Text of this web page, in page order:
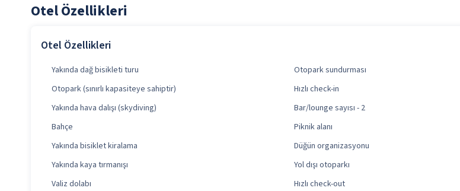
Otel Özellikleri
Otel Özellikleri
Yakında dağ bisikleti turu Otopark sundurması
Otopark (sınırlı kapasiteye sahiptir)
Hızlı check-in
Yakında hava dalışı (skydiving)
Bar/lounge sayısı - 2
Bahçe
Piknik alanı
Yakında bisiklet kiralama
Düğün organizasyonu
Yakında kaya tırmanışı
Yol dışı otoparkı
Valiz dolabı
Hızlı check-out